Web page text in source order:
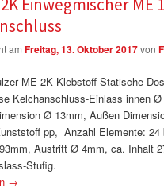
Einwegmischer ME
amFreitag, 13. Oktober 2017von
ME 2K Klebstoff Statische
Kelchanschluss-Einlass innen
Ø 13mm, Außen
pp, Anzahl Elemente: 24
Austritt Ø 4mm, ca. Inhalt
Stufig.
→